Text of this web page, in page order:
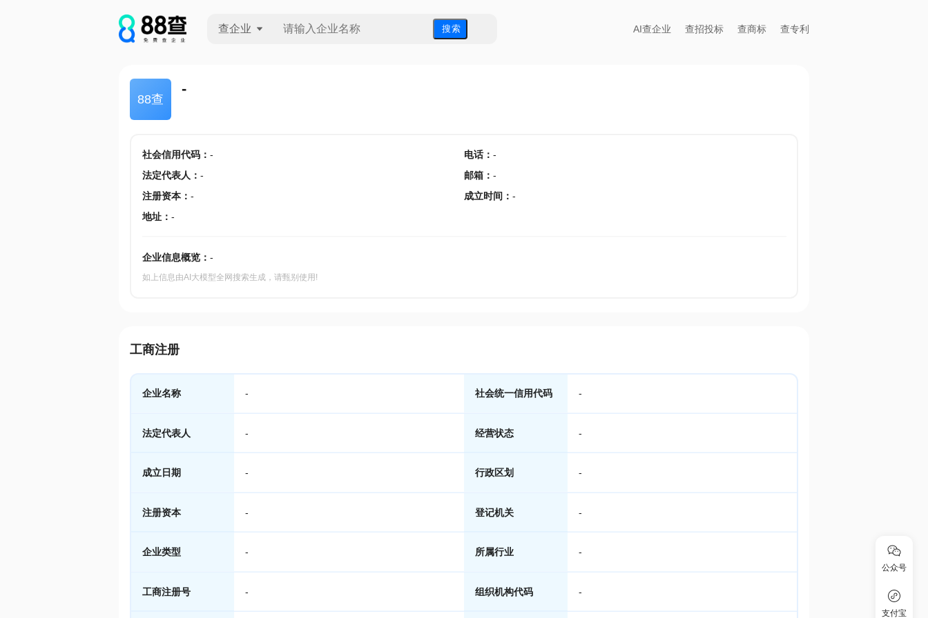
查企业 搜 索 AI查企业 查招投标 查商标 查专利
88查
-
社会信用代码： - 电话： -
法定代表人 ： - 邮箱 ： -
注册资本： - 成立时间 ： -
地址： -
企业信息概览： -
如上信息由AI大模型全网搜索生成，请甄别使用!
工商注册
企业名称 - 社会统一信用代码 -
法定代表人 - 经营状态 -
成立日期 - 行政区划 -
注册资本 - 登记机关 -
企业类型 - 所属行业 -
工商注册号 - 组织机构代码 -
公众号
支付宝